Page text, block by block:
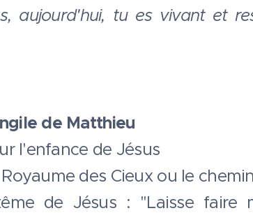
aujourd'hui, tu es vivant et
de Matthieu
l'enfance de Jésus
des Cieux ou le
de Jésus : "Laisse